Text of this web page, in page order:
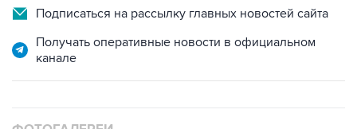
Получать оперативные новости в официальном